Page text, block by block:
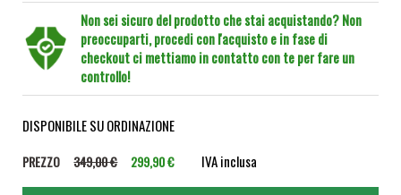
Non sei sicuro del prodotto che stai acquistando? Non
preoccuparti, procedi con l'acquisto e in fase di
checkout ci mettiamo in contatto con te per fare un
controllo!
DISPONIBILE SU ORDINAZIONE
PREZZO 349,00 € 299,90 € IVA inclusa